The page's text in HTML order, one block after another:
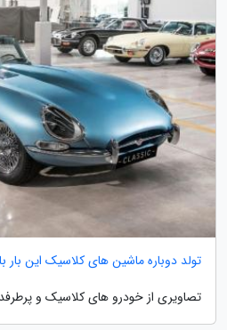
تولد دوباره ماشین های کلاسیک این بار
تصاویری از خودرو های کلاسیک و